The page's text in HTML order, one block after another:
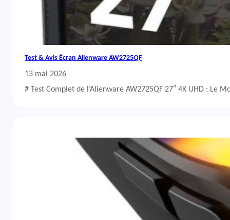
Test & Avis Écran Alienware AW2725QF
13 mai 2026
# Test Complet de l’Alienware AW2725QF 27″ 4K UHD : Le